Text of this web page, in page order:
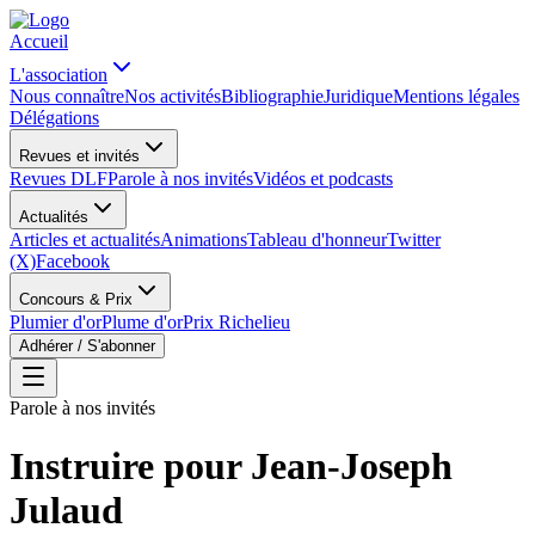
Accueil
L'association
Nous connaîtreNos activitésBibliographieJuridiqueMentions légales
Délégations
Revues et invités
Revues DLFParole à nos invitésVidéos et podcasts
Actualités
Articles et actualitésAnimationsTableau d'honneurTwitter
(X)Facebook
Concours & Prix
Plumier d'orPlume d'orPrix Richelieu
Adhérer / S'abonner
Parole à nos invités
Instruire pour Jean-Joseph
Julaud